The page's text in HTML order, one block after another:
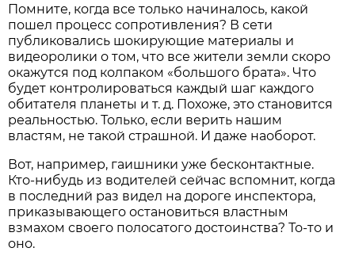
Помните, когда все только начиналось, какой
пошел процесс сопротивления? В сети
публиковались шокирующие материалы и
видеоролики о том, что все жители земли скоро
окажутся под колпаком «большого брата». Что
будет контролироваться каждый шаг каждого
обитателя планеты и т. д. Похоже, это становится
реальностью. Только, если верить нашим
властям, не такой страшной. И даже наоборот.
Вот, например, гаишники уже бесконтактные.
Кто-нибудь из водителей сейчас вспомнит, когда
в последний раз видел на дороге инспектора,
приказывающего остановиться властным
взмахом своего полосатого достоинства? То-то и
оно.